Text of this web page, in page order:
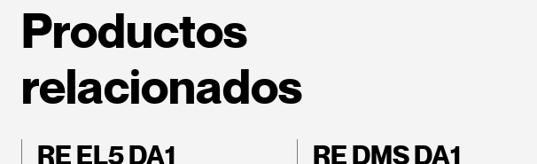
Productos
relacionados
RE EL5 DA1 RE DMS DA1